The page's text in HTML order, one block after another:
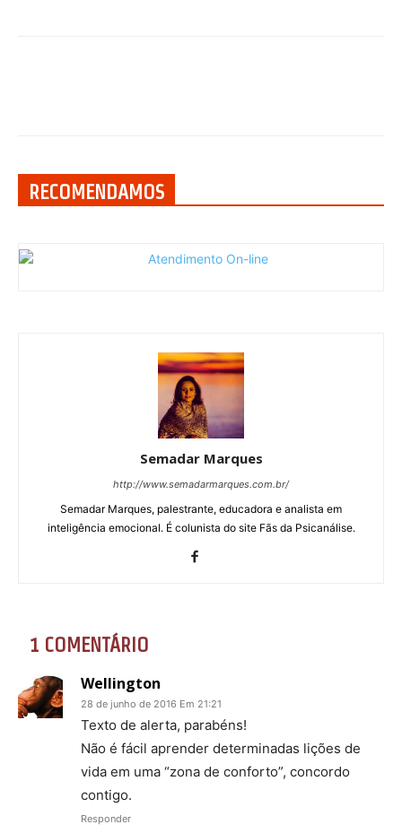
RECOMENDAMOS
Semadar Marques
http://www.semadarmarques.com.br/
Semadar Marques, palestrante, educadora e analista em
inteligência emocional. É colunista do site Fãs da Psicanálise.
1 COMENTÁRIO
Wellington
28 de junho de 2016 Em 21:21
Texto de alerta, parabéns!
Não é fácil aprender determinadas lições de
vida em uma “zona de conforto”, concordo
contigo.
Responder